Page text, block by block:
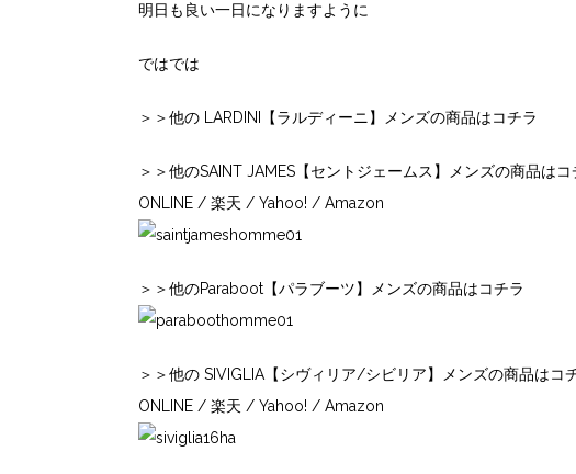
明日も良い一日になりますように
ではでは
＞＞他の LARDINI【ラルディーニ】メンズの商品はコチラ
＞＞他のSAINT JAMES【セントジェームス】メンズの商品はコ
ONLINE / 楽天 / Yahoo! / Amazon
＞＞他のParaboot【パラブーツ】メンズの商品はコチラ
＞＞他の SIVIGLIA【シヴィリア/シビリア】メンズの商品はコ
ONLINE / 楽天 / Yahoo! / Amazon